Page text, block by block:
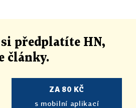
si předplatíte HN,
články.
ZA 80 KČ
s mobilní aplikací